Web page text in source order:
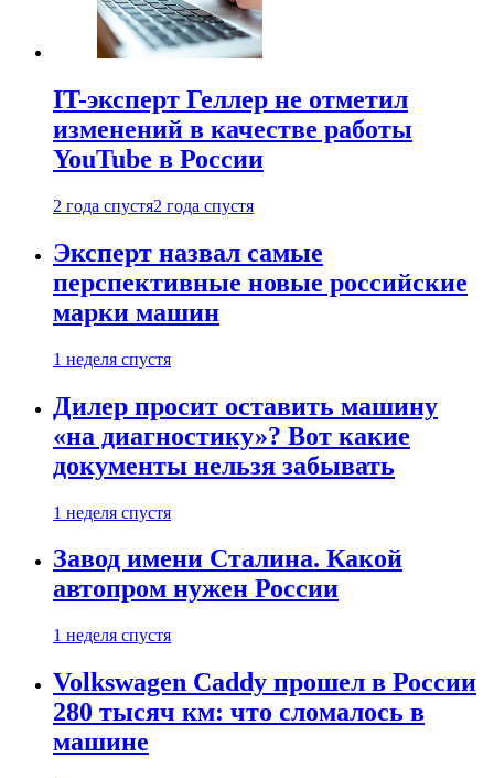
IT-эксперт Геллер не отметил
изменений в качестве работы
YouTube в России
2 года спустя2 года спустя
Эксперт назвал самые
перспективные новые российские
марки машин
1 неделя спустя
Дилер просит оставить машину
«на диагностику»? Вот какие
документы нельзя забывать
1 неделя спустя
Завод имени Сталина. Какой
автопром нужен России
1 неделя спустя
Volkswagen Caddy прошел в России
280 тысяч км: что сломалось в
машине